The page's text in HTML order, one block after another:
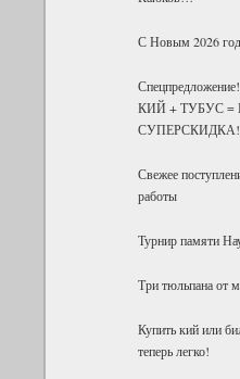
С Новым 2026
КИЙ + ТУБУС
СУПЕРСКИДКА!
Свежее
работы
Турнир памяти
Три тюльпана от
Купить кий или
теперь легко!